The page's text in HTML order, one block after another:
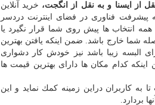
از ایسنا و به نقل از انگجت، خرید آنلاین
پیشرفت فناوری در فضای اینترنت دردسر
انتخاب ها پیش روی شما قرار نگیرد یا
شما خارج باشد. ضمن اینكه یافتن بهترین
البسه زیبا باشد نیز خودش كار دشواری
اینكه كدام مكان ها دارای بهترین قیمت ها
به كاربران دراین زمینه كمك نماید و این
بردارد.